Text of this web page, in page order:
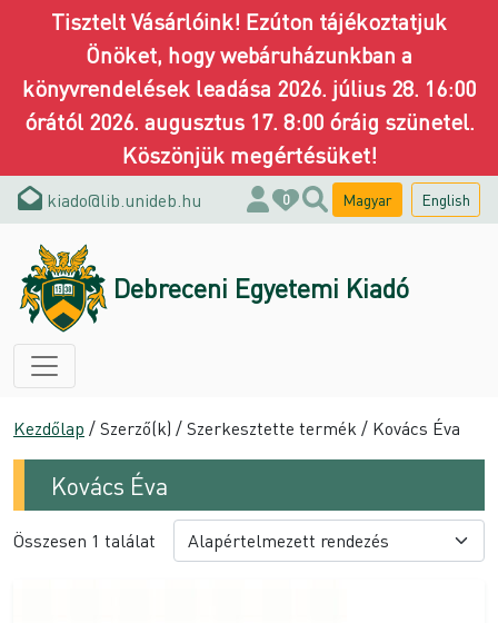
Tisztelt Vásárlóink! Ezúton tájékoztatjuk
Önöket, hogy webáruházunkban a
könyvrendelések leadása 2026. július 28. 16:00
órától 2026. augusztus 17. 8:00 óráig szünetel.
Köszönjük megértésüket!
kiado@lib.unideb.hu 0 Magyar English
Debreceni Egyetemi Kiadó
Kezdőlap / Szerző(k) / Szerkesztette termék / Kovács Éva
Kovács Éva
Összesen 1 találat